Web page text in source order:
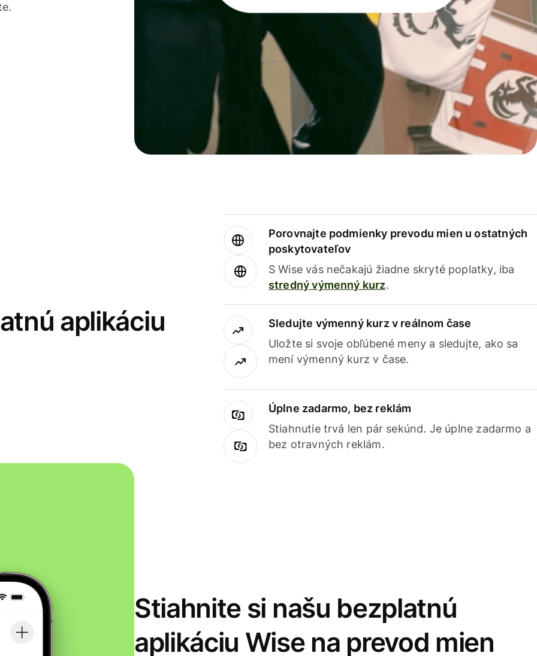
aplikáciu
Porovnajte podmienky prevodu mien u ostatných
poskytovateľov
S Wise vás nečakajú žiadne skryté poplatky, iba
stredný výmenný kurz.
Sledujte výmenný kurz v reálnom čase
Uložte si svoje obľúbené meny a sledujte, ako sa
mení výmenný kurz v čase.
Úplne zadarmo, bez reklám
Stiahnutie trvá len pár sekúnd. Je úplne zadarmo a
bez otravných reklám.
Stiahnite si našu bezplatnú
aplikáciu Wise na prevod mien